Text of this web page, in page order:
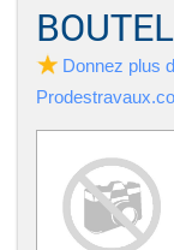
Donnez plus